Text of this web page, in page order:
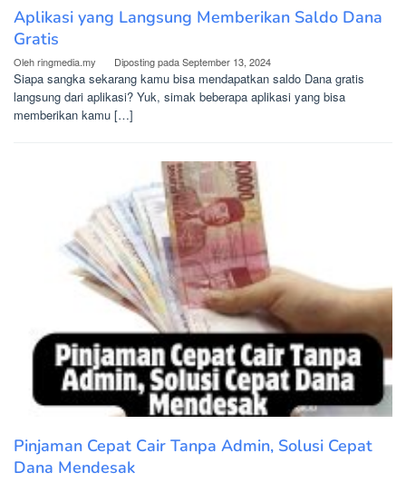
Aplikasi yang Langsung Memberikan Saldo Dana
Gratis
Olehringmedia.my Diposting padaSeptember 13, 2024
Siapa sangka sekarang kamu bisa mendapatkan saldo Dana gratis
langsung dari aplikasi? Yuk, simak beberapa aplikasi yang bisa
memberikan kamu […]
Pinjaman Cepat Cair Tanpa Admin, Solusi Cepat
Dana Mendesak